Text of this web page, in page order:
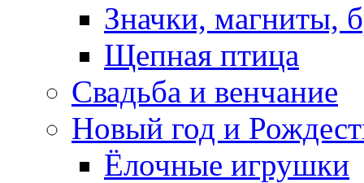
Значки, магниты,
Щепная птица
Свадьба и венчание
Новый год и
Ёлочные игрушки